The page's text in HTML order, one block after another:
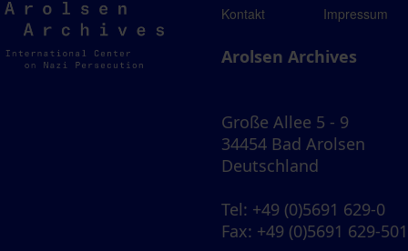
Arolsen
Archives
Kontakt Impressum
Arolsen Archives
Große Allee 5 - 9
34454 Bad Arolsen
Deutschland
Tel: +49 (0)5691 629-0
Fax: +49 (0)5691 629-501